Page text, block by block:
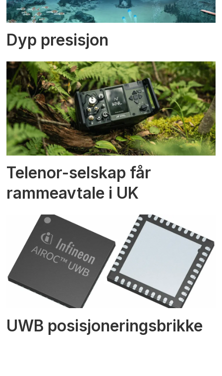
Dyp presisjon
Telenor-selskap får
rammeavtale i UK
UWB posisjoneringsbrikke